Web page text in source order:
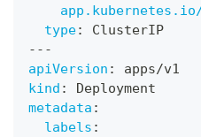
app.kubernetes.io/
type:
ClusterIP
---
apiVersion :
apps/v1
kind :
Deployment
metadata :
labels :